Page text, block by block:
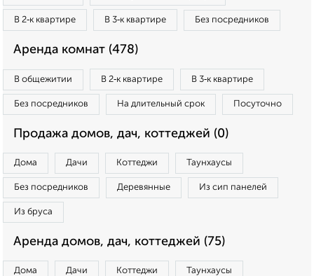
В 2‑к квартире В 3‑к квартире Без посредников
Аренда комнат (478)
В общежитии В 2‑к квартире В 3‑к квартире
Без посредников На длительный срок Посуточно
Продажа домов, дач, коттеджей (0)
Дома Дачи Коттеджи Таунхаусы
Без посредников Деревянные Из сип панелей
Из бруса
Аренда домов, дач, коттеджей (75)
Дома Дачи Коттеджи Таунхаусы